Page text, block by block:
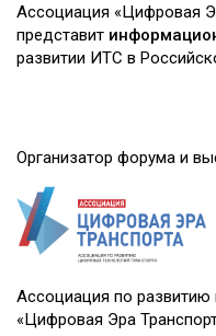
Ассоциация «Цифровая
представит
развитии ИТС в
Организатор форума и
Ассоциация по развитию
«Цифровая Эра